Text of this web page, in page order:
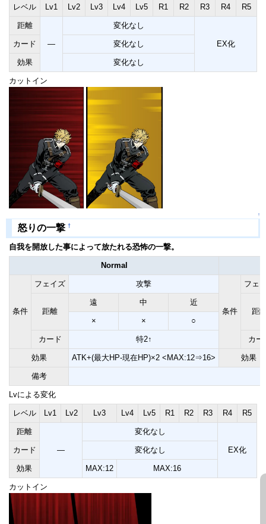
レベル Lv1 Lv2 Lv3 Lv4 Lv5 R1 R2 R3 R4 R5
距離
―
変化なし
EX化
カード 変化なし
効果 変化なし
カットイン
↑
怒りの一撃 †
自我を開放した事によって放たれる恐怖の一撃。
Normal
条件
フェイズ 攻撃
条件
フェ
距離
遠 中
近
距
×
× ○
カード 特2↑ カー
効果 ATK+(最大HP-現在HP)×2 <MAX:12⇒16> 効果
備考
Lvによる変化
レベル Lv1 Lv2 Lv3 Lv4 Lv5 R1 R2 R3 R4 R5
距離
―
変化なし
EX化
カード 変化なし
効果 MAX:12 MAX:16
カットイン